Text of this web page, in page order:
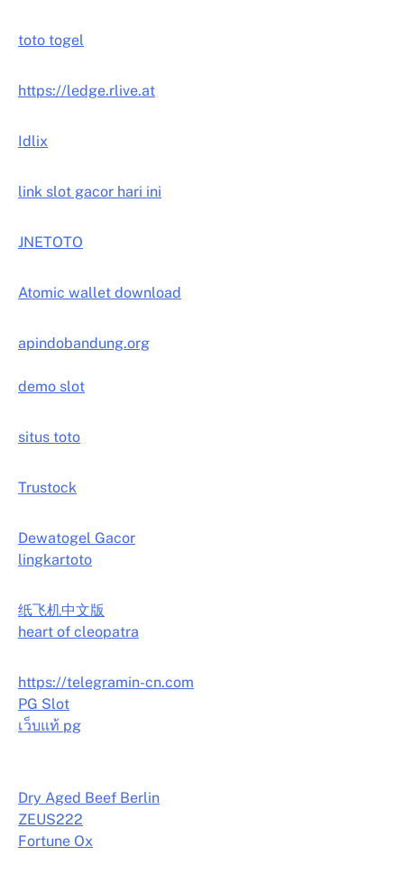
toto togel
https://ledge.rlive.at
Idlix
link slot gacor hari ini
JNETOTO
Atomic wallet download
apindobandung.org
demo slot
situs toto
Trustock
Dewatogel Gacor
lingkartoto
纸飞机中文版
heart of cleopatra
https://telegramin-cn.com
PG Slot
เว็บแท้ pg
Dry Aged Beef Berlin
ZEUS222
Fortune Ox